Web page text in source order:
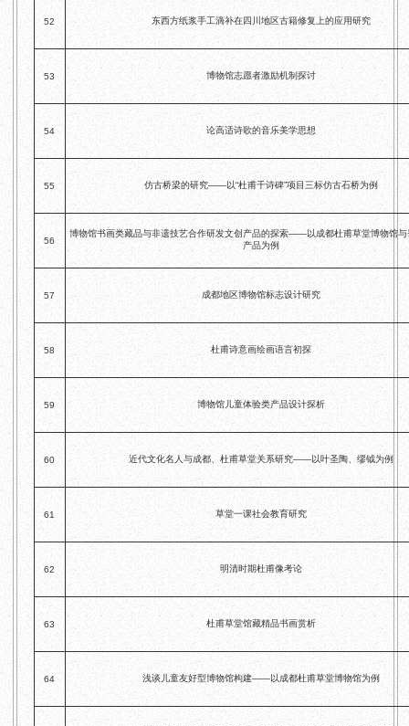
52 东西方纸浆手工滴补在四川地区古籍修复上的应用研究
53 博物馆志愿者激励机制探讨
54 论高适诗歌的音乐美学思想
55 仿古桥梁的研究——以“杜甫千诗碑”项目三标仿古石桥为例
56
博物馆书画类藏品与非遗技艺合作研发文创产品的探索——以成都杜甫草堂博物馆与
产品为例
57 成都地区博物馆标志设计研究
58 杜甫诗意画绘画语言初探
59 博物馆儿童体验类产品设计探析
60 近代文化名人与成都、杜甫草堂关系研究——以叶圣陶、缪钺为例
61 草堂一课社会教育研究
62 明清时期杜甫像考论
63 杜甫草堂馆藏精品书画赏析
64 浅谈儿童友好型博物馆构建——以成都杜甫草堂博物馆为例